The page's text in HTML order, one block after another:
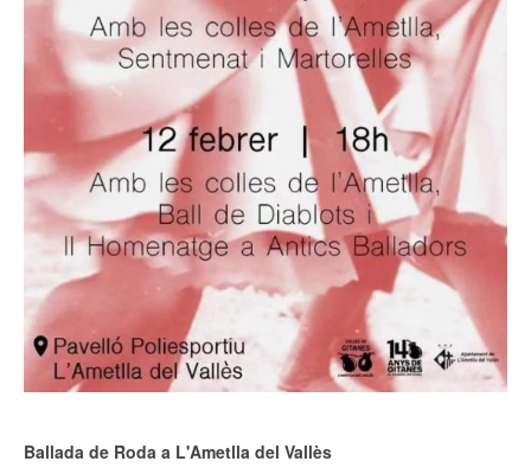
Ballada de Roda a L'Ametlla del Vallès